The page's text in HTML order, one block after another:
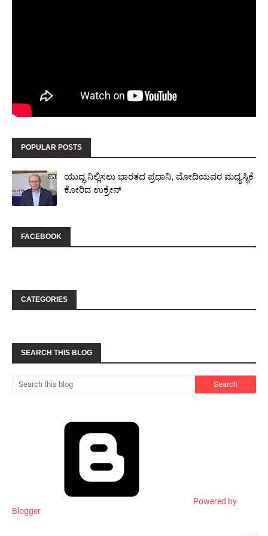
POPULAR POSTS
ಯುದ್ಧ ನಿಲ್ಲಿಸಲು ಭಾರತದ ಪ್ರಧಾನಿ, ಮೋದಿಯವರ ಮಧ್ಯಸ್ಥಿಕೆ
ಕೋರಿದ ಉಕ್ರೇನ್
FACEBOOK
CATEGORIES
SEARCH THIS BLOG
Powered by
Blogger